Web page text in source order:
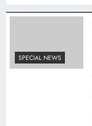
SPECIAL NEWS